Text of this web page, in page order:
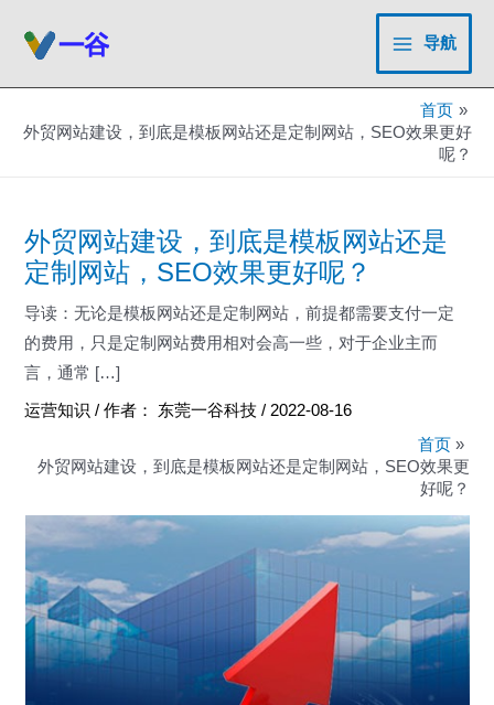
Main
Menu
导航
首页
外贸网站建设，到底是模板网站还是定制网站，SEO效果更好
呢？
外贸网站建设，到底是模板网站还是
定制网站，SEO效果更好呢？
导读：无论是模板网站还是定制网站，前提都需要支付一定
的费用，只是定制网站费用相对会高一些，对于企业主而
言，通常 […]
运营知识 / 作者： 东莞一谷科技/ 2022-08-16
首页
外贸网站建设，到底是模板网站还是定制网站，SEO效果更
好呢？